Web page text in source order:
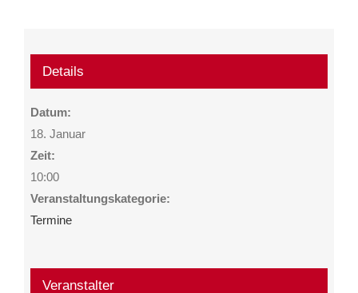
Details
Datum:
18. Januar
Zeit:
10:00
Veranstaltungskategorie:
Termine
Veranstalter